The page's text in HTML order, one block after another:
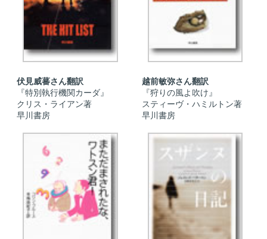
伏見威蕃さん翻訳
『特別執行機関カーダ』
クリス・ライアン著
早川書房
越前敏弥さん翻訳
『狩りの風よ吹け』
スティーヴ・ハミルトン著
早川書房